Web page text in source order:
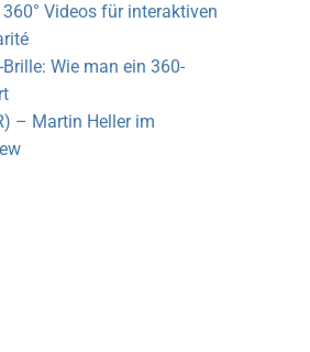
360° Videos für interaktiven
Wie man ein 360-
– Martin Heller im